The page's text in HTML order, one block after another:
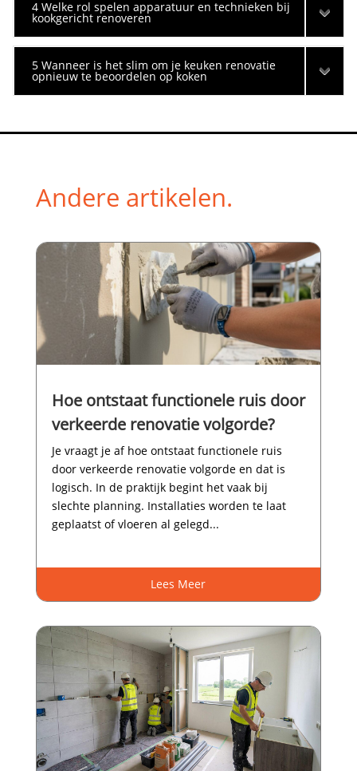
4 Welke rol spelen apparatuur en technieken bij
kookgericht renoveren
5 Wanneer is het slim om je keuken renovatie
opnieuw te beoordelen op koken
Andere artikelen.
Hoe ontstaat functionele ruis door
verkeerde renovatie volgorde?
Je vraagt je af hoe ontstaat functionele ruis
door verkeerde renovatie volgorde en dat is
logisch.​ In de praktijk begint het vaak bij
slechte planning.​ Installaties worden te laat
geplaatst of vloeren al gelegd...
Lees Meer